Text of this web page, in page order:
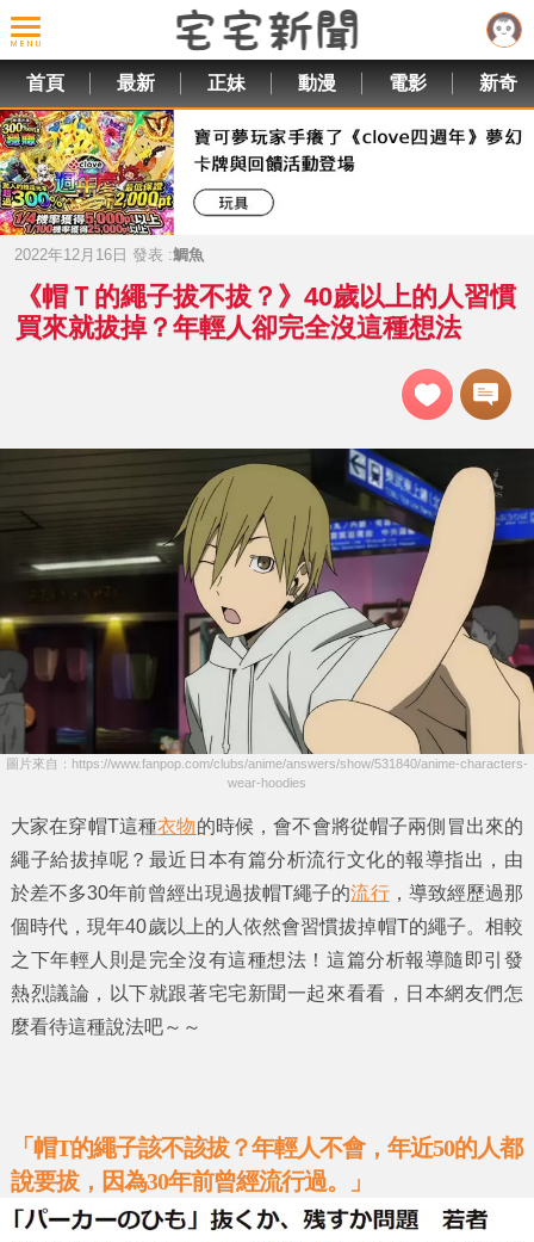
首頁 最新 正妹 動漫 電影 新奇
2022年12月16日 發表 :鯛魚
《帽Ｔ的繩子拔不拔？》40歲以上的人習慣
買來就拔掉？年輕人卻完全沒這種想法
圖片來自：https://www.fanpop.com/clubs/anime/answers/show/531840/anime-characters-
wear-hoodies
大家在穿帽T這種衣物的時候，會不會將從帽子兩側冒出來的
繩子給拔掉呢？最近日本有篇分析流行文化的報導指出，由
於差不多30年前曾經出現過拔帽T繩子的流行，導致經歷過那
個時代，現年40歲以上的人依然會習慣拔掉帽T的繩子。相較
之下年輕人則是完全沒有這種想法！這篇分析報導隨即引發
熱烈議論，以下就跟著宅宅新聞一起來看看，日本網友們怎
麼看待這種說法吧～～
「帽T的繩子該不該拔？年輕人不會，年近50的人都
說要拔，因為30年前曾經流行過。」